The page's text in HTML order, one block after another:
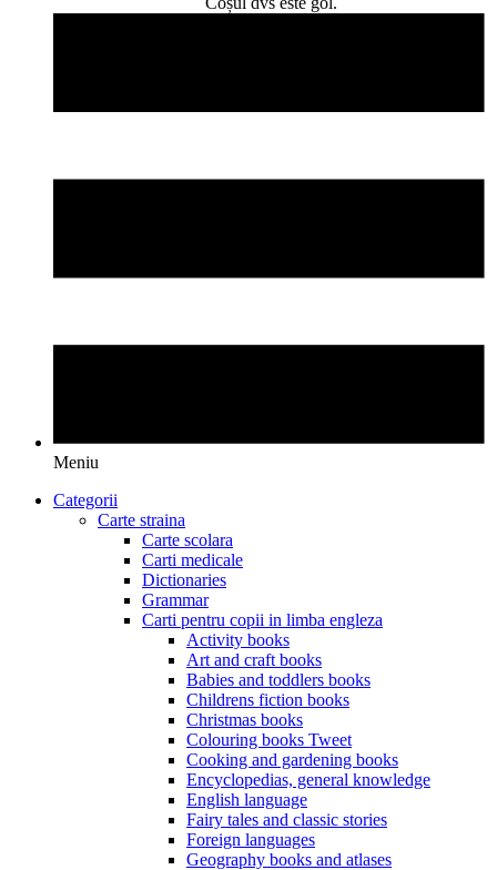
Meniu
Categorii
Carte straina
Carte scolara
Carti medicale
Dictionaries
Grammar
Carti pentru copii in limba engleza
Activity books
Art and craft books
Babies and toddlers books
Childrens fiction books
Christmas books
Colouring books Tweet
Cooking and gardening books
Encyclopedias, general knowledge
English language
Fairy tales and classic stories
Foreign languages
Geography books and atlases